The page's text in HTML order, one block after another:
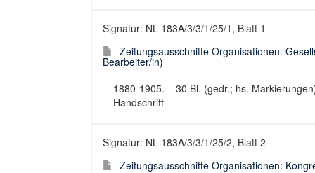
Signatur: NL 183A/3/3/1/25/1, Blatt 1
Zeitungsausschnitte Organisationen:
Bearbeiter/in)
1880-1905. – 30 Bl. (gedr.; hs.
Handschrift
Signatur: NL 183A/3/3/1/25/2, Blatt 2
Zeitungsausschnitte Organisationen: